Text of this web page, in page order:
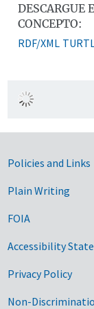
DESCARGUE
CONCEPTO:
RDF/XML
Policies and Links
Plain Writing
FOIA
Accessibility
Privacy Policy
Non-